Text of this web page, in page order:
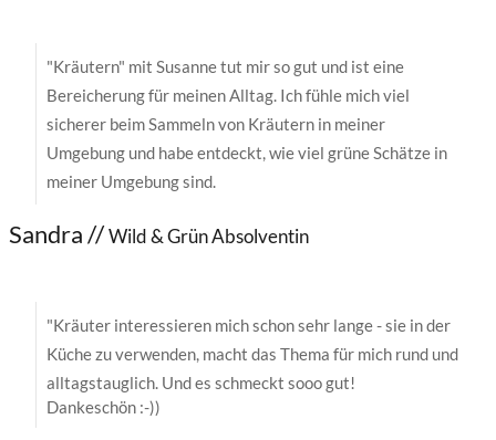
"Kräutern" mit Susanne tut mir so gut und ist eine
Bereicherung für meinen Alltag. Ich fühle mich viel
sicherer beim Sammeln von Kräutern in meiner
Umgebung und habe entdeckt, wie viel grüne Schätze in
meiner Umgebung sind.
Sandra //Wild & Grün Absolventin
"Kräuter interessieren mich schon sehr lange - sie in der
Küche zu verwenden, macht das Thema für mich rund und
alltagstauglich. Und es schmeckt sooo gut!
Dankeschön :-))